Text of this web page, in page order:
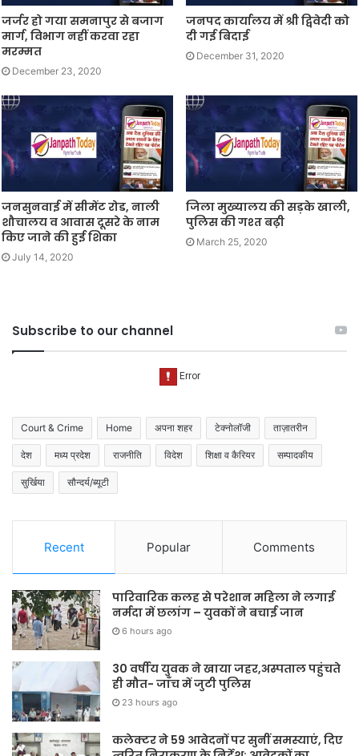
जर्जर हो गया समनापुर से बजाग
मार्ग, विभाग नहीं करवा रहा
मरम्मत
December 23, 2020
जनपद कार्यालय में श्री द्विवेदी को
दी गई बिदाई
December 31, 2020
जनसुनवाई में सीमेंट रोड, नाली
शौचालय व आवास दूसरे के नाम
किए जाने की हुई शिका
July 14, 2020
जिला मुख्यालय की सड़के खाली,
पुलिस की गश्त बढ़ी
March 25, 2020
Subscribe to our channel
Court & Crime Home अपना शहर टेक्नोलॉजी ताज़ातरीन
देश मध्य प्रदेश राजनीति विदेश शिक्षा व कैरियर सम्पादकीय
सुर्खिया सौन्दर्य/ब्यूटी
Recent Popular Comments
पारिवारिक कलह से परेशान महिला ने लगाई
नर्मदा में छलांग – युवकों ने बचाई जान
6 hours ago
30 वर्षीय युवक ने खाया जहर,अस्पताल पहुंचते
ही मौत- जाँच में जुटी पुलिस
23 hours ago
कलेक्टर ने 59 आवेदनों पर सुनीं समस्याएं, दिए